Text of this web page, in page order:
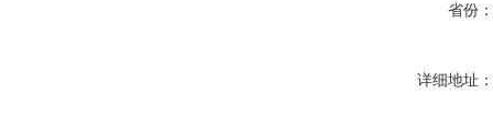
省份：
详细地址：